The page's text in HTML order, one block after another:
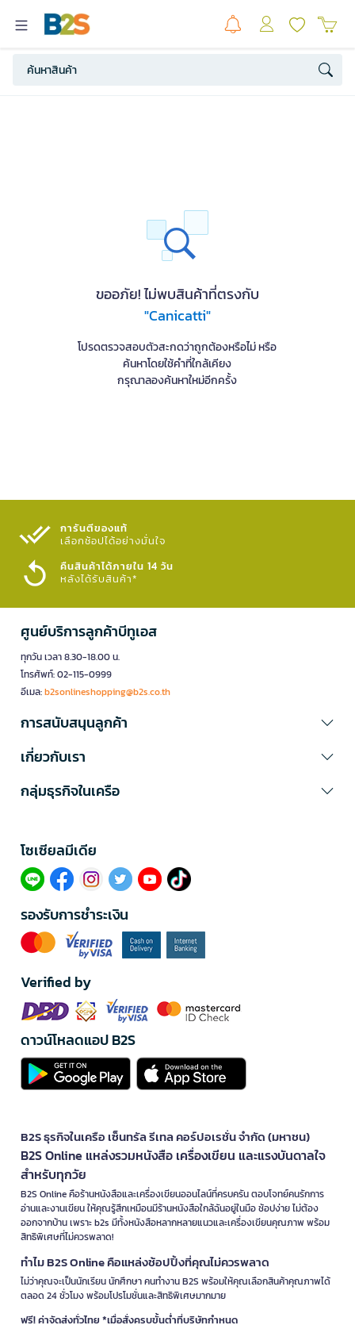
ขออภัย! ไม่พบสินค้าที่ตรงกับ
"Canicatti"
โปรดตรวจสอบตัวสะกดว่าถูกต้องหรือไม่ หรือ
ค้นหาโดยใช้คำที่ใกล้เคียง
กรุณาลองค้นหาใหม่อีกครั้ง
การันตีของแท้
เลือกช้อปได้อย่างมั่นใจ​
คืนสินค้าได้ภายใน 14 วัน
หลังได้รับสินค้า*
ศูนย์บริการลูกค้าบีทูเอส
ทุกวัน เวลา 8.30-18.00 น.
โทรศัพท์: 02-115-0999
อีเมล:b2sonlineshopping@b2s.co.th
การสนับสนุนลูกค้า
เกี่ยวกับเรา
กลุ่มธุรกิจในเครือ
โซเซียลมีเดีย​
รองรับการชำระเงิน
Verified by
ดาวน์โหลดแอป B2S
B2S ธุรกิจในเครือ เซ็นทรัล รีเทล คอร์ปอเรชั่น จำกัด (มหาชน)
B2S Online แหล่งรวมหนังสือ เครื่องเขียน และแรงบันดาลใจ
สำหรับทุกวัย
B2S Online คือร้านหนังสือและเครื่องเขียนออนไลน์ที่ครบครัน ตอบโจทย์คนรักการ
อ่านและงานเขียน ให้คุณรู้สึกเหมือนมีร้านหนังสือใกล้ฉันอยู่ในมือ ช้อปง่าย ไม่ต้อง
ออกจากบ้าน เพราะ b2s มีทั้งหนังสือหลากหลายแนวและเครื่องเขียนคุณภาพ พร้อม
สิทธิพิเศษที่ไม่ควรพลาด!
ทำไม B2S Online คือแหล่งช้อปปิ้งที่คุณไม่ควรพลาด
ไม่ว่าคุณจะเป็นนักเรียน นักศึกษา คนทำงาน B2S พร้อมให้คุณเลือกสินค้าคุณภาพได้
ตลอด 24 ชั่วโมง พร้อมโปรโมชั่นและสิทธิพิเศษมากมาย
ฟรี! ค่าจัดส่งทั่วไทย *เมื่อสั่งครบขั้นต่ำที่บริษัทกำหนด